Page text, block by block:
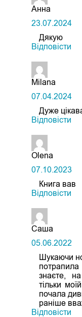
Анна
23.07.2024
Дякую
Відповіcти
Milana
07.04.2024
Дуже
Відповіcти
Olena
07.10.2023
Книга вав
Відповіcти
Саша
05.06.2022
Шукаючи
потрапила
знаєте,
тільки
почала
раніше
Відповіcти